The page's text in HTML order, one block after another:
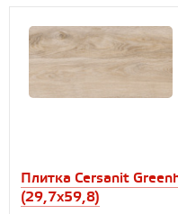
Плитка Cersanit
(29,7x59,8)